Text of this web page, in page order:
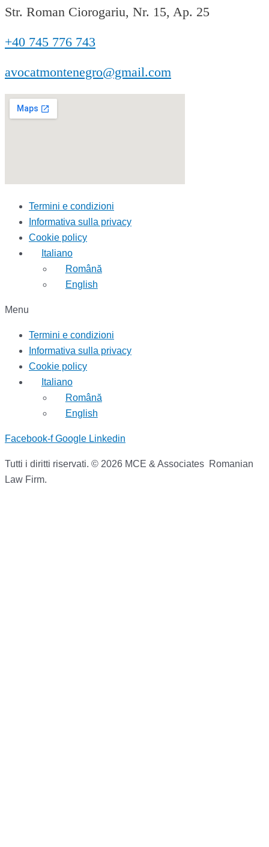
Str. Roman Ciorogariu, Nr. 15, Ap. 25
+40 745 776 743
avocatmontenegro@gmail.com
Termini e condizioni
Informativa sulla privacy
Cookie policy
Italiano
Română
English
Menu
Termini e condizioni
Informativa sulla privacy
Cookie policy
Italiano
Română
English
Facebook-f Google Linkedin
Tutti i diritti riservati. © 2026 MCE & Associates Romanian
Law Firm.